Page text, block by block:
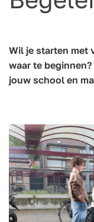
Wil je starten met
waar te
jouw school en